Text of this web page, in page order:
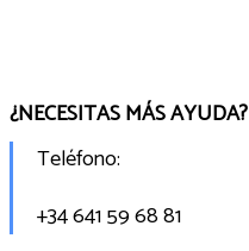
¿NECESITAS MÁS AYUDA?
Teléfono:
+34 641 59 68 81